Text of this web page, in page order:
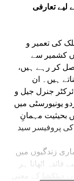
لیے تعارفی
کی تعمیر و
کشمیر سے
کر رہے ہیں،
ہیں۔ ان
جنرل جیل و
یونیورسٹی میں
بحیثیت مہمانِ
پروفیسر سید
زندگیوں میں
اٹھانا ہر